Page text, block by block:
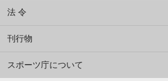
法 令
刊行物
スポーツ庁について